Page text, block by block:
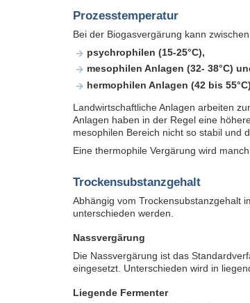
Prozesstemperatur
Bei der Biogasvergärung kann zwischen
psychrophilen (15-25°C),
mesophilen Anlagen (32- 38°C)
hermophilen Anlagen (42 bis
Landwirtschaftliche Anlagen arbeiten
Anlagen haben in der Regel eine
mesophilen Bereich nicht so stabil und
Eine thermophile Vergärung wird
Trockensubstanzgehalt
Abhängig vom Trockensubstanzgehalt
unterschieden werden.
Nassvergärung
Die Nassvergärung ist das
eingesetzt. Unterschieden wird in
Liegende Fermenter